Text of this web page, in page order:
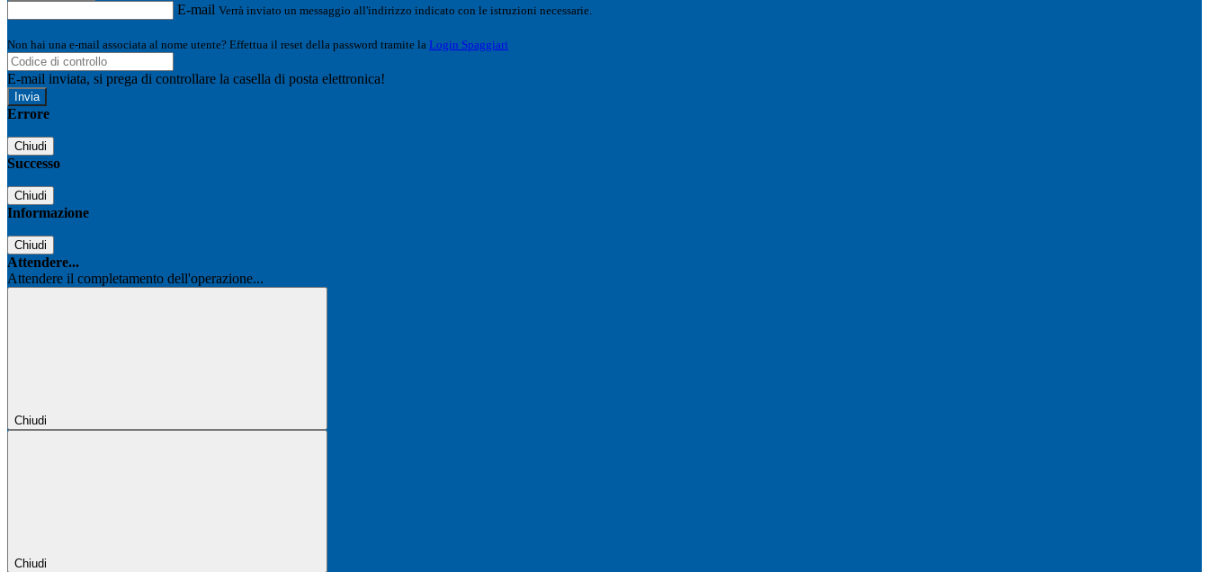
E-mail Verrà inviato un messaggio all'indirizzo indicato con le istruzioni necessarie.
Non hai una e-mail associata al nome utente? Effettua il reset della password tramite la Login Spaggiari
E-mail inviata, si prega di controllare la casella di posta elettronica!
Errore
Chiudi
Successo
Chiudi
Informazione
Chiudi
Attendere...
Attendere il completamento dell'operazione...
Chiudi
Chiudi